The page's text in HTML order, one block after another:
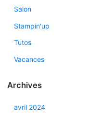
Salon
Stampin'up
Tutos
Vacances
Archives
avril 2024